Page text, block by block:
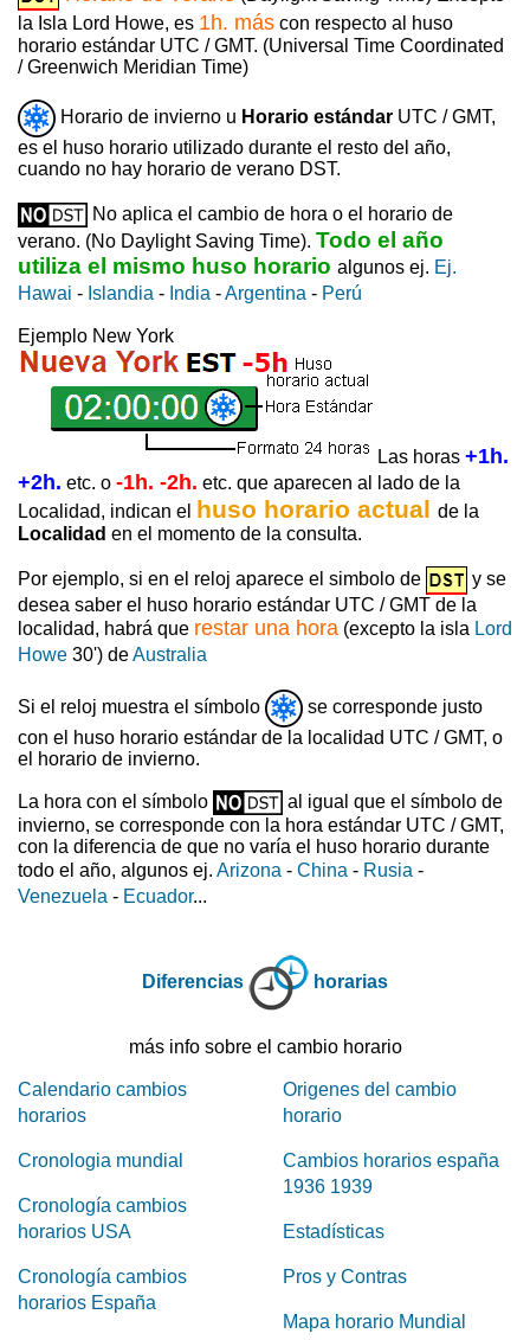
la Isla Lord Howe, es 1h. más con respecto al huso
horario estándar UTC / GMT. (Universal Time Coordinated
/ Greenwich Meridian Time)
Horario de invierno u Horario estándar UTC / GMT,
es el huso horario utilizado durante el resto del año,
cuando no hay horario de verano DST.
No aplica el cambio de hora o el horario de
verano. (No Daylight Saving Time). Todo el año
utiliza el mismo huso horario algunos ej. Ej.
Hawai - Islandia - India -Argentina - Perú
Ejemplo New York
Las horas +1h.
+2h. etc. o -1h. -2h. etc. que aparecen al lado de la
Localidad, indican el huso horario actual de la
Localidad en el momento de la consulta.
Por ejemplo, si en el reloj aparece el simbolo de
y se
desea saber el huso horario estándar UTC / GMT de la
localidad, habrá que restar una hora (excepto la isla Lord
Howe 30') deAustralia
Si el reloj muestra el símbolo
se corresponde justo
con el huso horario estándar de la localidad UTC / GMT, o
el horario de invierno.
La hora con el símbolo
al igual que el símbolo de
invierno, se corresponde con la hora estándar UTC / GMT,
con la diferencia de que no varía el huso horario durante
todo el año, algunos ej. Arizona - China - Rusia -
Venezuela - Ecuador...
Diferencias horarias
más info sobre el cambio horario
Calendario cambios
horarios
Cronologia mundial
Cronología cambios
horarios USA
Cronología cambios
horarios España
Origenes del cambio
horario
Cambios horarios españa
1936 1939
Estadísticas
Pros y Contras
Mapa horario Mundial